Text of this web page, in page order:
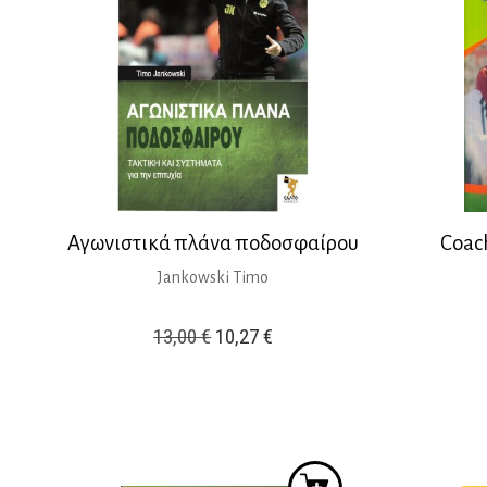
Αγωνιστικά πλάνα ποδοσφαίρου
Jankowski Timo
13,00€ Original
10,27€
10,27 €.